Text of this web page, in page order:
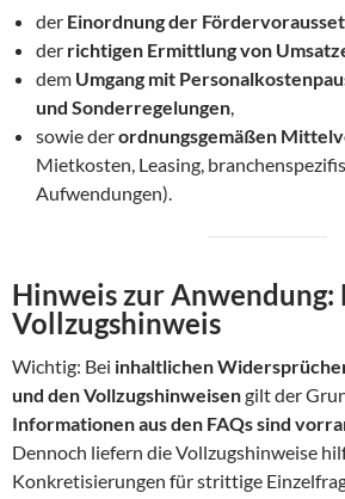
der Einordnung der
der richtigen Ermittlung von
dem Umgang mit
und Sonderregelungen
sowie derordnungsgemäßen
Mietkosten, Leasing,
Aufwendungen).
Hinweis zur Anwendung:
Vollzugshinweis
Wichtig: Bei inhaltlichen
und den Vollzugshinweisengilt der
Informationen aus den FAQs sind
Dennoch liefern die Vollzugshinweise
Konkretisierungen für strittige